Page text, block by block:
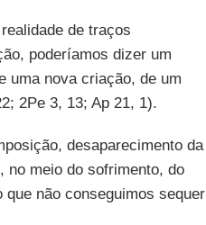
de traços
poderíamos dizer um
uma nova criação, de um
2Pe 3, 13; Ap 21, 1).
desaparecimento da
no meio do sofrimento, do
não conseguimos sequer